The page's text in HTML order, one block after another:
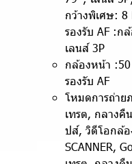
กว้างพิเศษ: 8
รองรับ AF :ก
เลนส์ 3P
กล้องหน้า :50
รองรับ AF
โหมดการถ่า
เทรต, กลางคื
ปส์, วิดีโอกล้อ
SCANNER,